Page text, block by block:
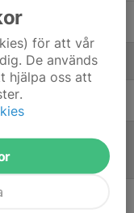
för att vår
De används
hjälpa oss att